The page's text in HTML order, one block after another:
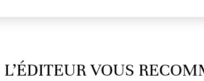
L’ÉDITEUR VOUS